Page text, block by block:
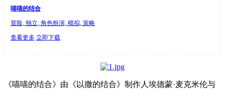
喵喵的结合
冒险, 独立, 角色扮演, 模拟, 策略
查看更多 立即下载
《喵喵的结合》由《以撒的结合》制作人埃德蒙·麦克米伦与